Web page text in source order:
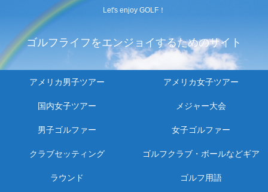
Let's enjoy GOLF！
ゴルフライフをエンジョイするためのサイト
アメリカ男子ツアー アメリカ女子ツアー
国内女子ツアー メジャー大会
男子ゴルファー 女子ゴルファー
クラブセッティング ゴルフクラブ・ボールなどギア
ラウンド ゴルフ用語